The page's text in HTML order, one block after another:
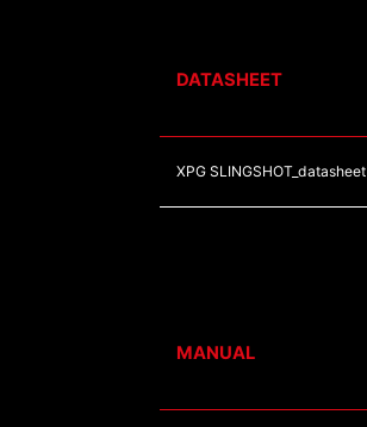
DATASHEET
XPG SLINGSHOT_datasheet
MANUAL